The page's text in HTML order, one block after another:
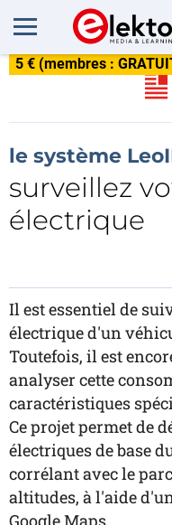
5 € (membres :
le système
surveillez
électrique
Il est essentiel de
électrique d'un
Toutefois, il est
analyser cette
caractéristiques
Ce projet permet de
électriques de base
corrélant avec le
altitudes, à l'aide
Google Maps.